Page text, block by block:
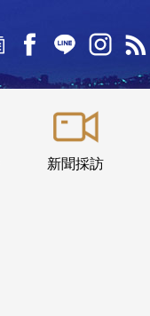
新聞採訪